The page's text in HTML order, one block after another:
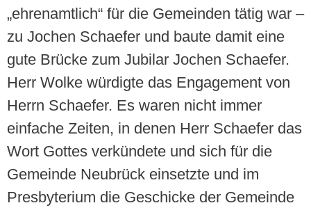
„ehrenamtlich“ für die Gemeinden tätig war –
zu Jochen Schaefer und baute damit eine
gute Brücke zum Jubilar Jochen Schaefer.
Herr Wolke würdigte das Engagement von
Herrn Schaefer. Es waren nicht immer
einfache Zeiten, in denen Herr Schaefer das
Wort Gottes verkündete und sich für die
Gemeinde Neubrück einsetzte und im
Presbyterium die Geschicke der Gemeinde